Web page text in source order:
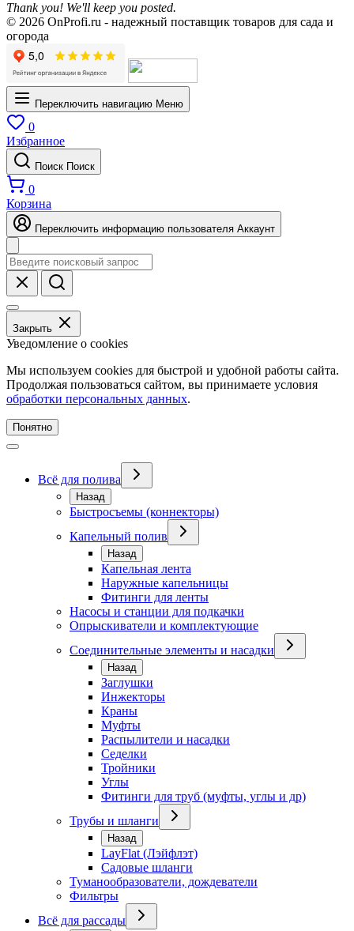
Thank you! We'll keep you posted.
© 2026 OnProfi.ru - надежный поставщик товаров для сада и
огорода
Переключить навигацию Меню
0
Избранное
Поиск Поиск
0
Корзина
Переключить информацию пользователя Аккаунт
Закрыть
Уведомление о cookies
Мы используем cookies для быстрой и удобной работы сайта.
Продолжая пользоваться сайтом, вы принимаете условия
обработки персональных данных.
Понятно
Всё для полива
Назад
Быстросъемы (коннекторы)
Капельный полив
Назад
Капельная лента
Наружные капельницы
Фитинги для ленты
Насосы и станции для подкачки
Опрыскиватели и комплектующие
Соединительные элементы и насадки
Назад
Заглушки
Инжекторы
Краны
Муфты
Распылители и насадки
Седелки
Тройники
Углы
Фитинги для труб (муфты, углы и др)
Трубы и шланги
Назад
LayFlat (Лэйфлэт)
Садовые шланги
Туманообразователи, дождеватели
Фильтры
Всё для рассады